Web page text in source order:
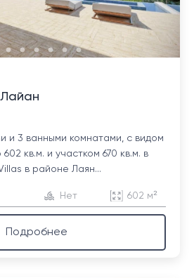
и 3 ванными комнатами, с видом
кв.м. и участком 670 кв.м. в
в районе Лаян...
Нет 602 м²
Подробнее